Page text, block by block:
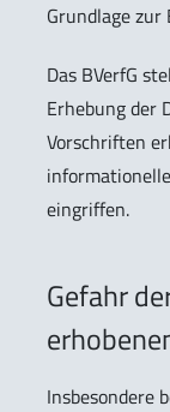
Grundlage
Das BVerfG
Erhebung der
Vorschriften
eingriffen.
Gefahr
Insbesondere